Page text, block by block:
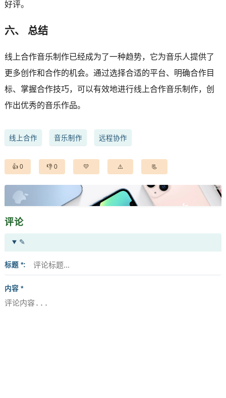
好评。
六、 总结
线上合作音乐制作已经成为了一种趋势，它为音乐人提供了
更多创作和合作的机会。通过选择合适的平台、明确合作目
标、掌握合作技巧，可以有效地进行线上合作音乐制作，创
作出优秀的音乐作品。
线上合作 音乐制作 远程协作
0 0
评论
✎
标题 *
内容 *